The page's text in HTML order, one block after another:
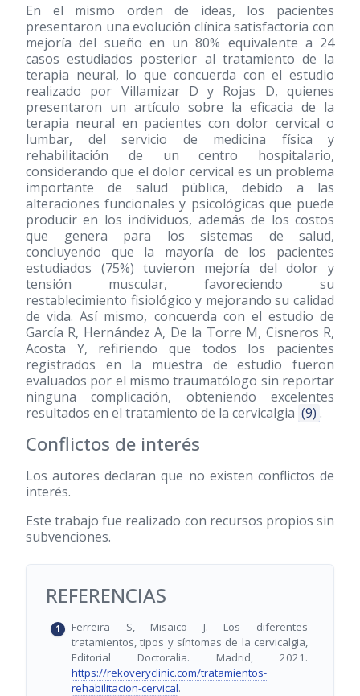
En el mismo orden de ideas, los pacientes
presentaron una evolución clínica satisfactoria con
mejoría del sueño en un 80% equivalente a 24
casos estudiados posterior al tratamiento de la
terapia neural, lo que concuerda con el estudio
realizado por Villamizar D y Rojas D, quienes
presentaron un artículo sobre la eficacia de la
terapia neural en pacientes con dolor cervical o
lumbar, del servicio de medicina física y
rehabilitación de un centro hospitalario,
considerando que el dolor cervical es un problema
importante de salud pública, debido a las
alteraciones funcionales y psicológicas que puede
producir en los individuos, además de los costos
que genera para los sistemas de salud,
concluyendo que la mayoría de los pacientes
estudiados (75%) tuvieron mejoría del dolor y
tensión muscular, favoreciendo su
restablecimiento fisiológico y mejorando su calidad
de vida. Así mismo, concuerda con el estudio de
García R, Hernández A, De la Torre M, Cisneros R,
Acosta Y, refiriendo que todos los pacientes
registrados en la muestra de estudio fueron
evaluados por el mismo traumatólogo sin reportar
ninguna complicación, obteniendo excelentes
resultados en el tratamiento de la cervicalgia (9) .
Conflictos de interés
Los autores declaran que no existen conflictos de
interés.
Este trabajo fue realizado con recursos propios sin
subvenciones.
REFERENCIAS
Ferreira S, Misaico J. Los diferentes
tratamientos, tipos y síntomas de la cervicalgia,
Editorial Doctoralia. Madrid, 2021.
https://rekoveryclinic.com/tratamientos-
rehabilitacion-cervical.